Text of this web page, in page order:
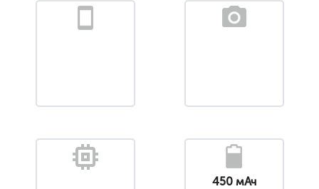
450 мАч